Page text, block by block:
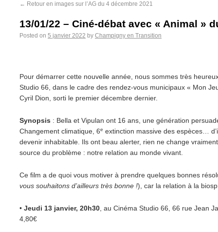
← Retour en images sur l’AG du 4 décembre 2021
13/01/22 – Ciné-débat avec « Animal »
Posted on 5 janvier 2022 by Champigny en Transition
Pour démarrer cette nouvelle année, nous sommes très
Studio 66, dans le cadre des rendez-vous municipaux « Mon
Cyril Dion, sorti le premier décembre dernier.
Synopsis : Bella et Vipulan ont 16 ans, une génération
Changement climatique, 6e extinction massive des espèces…
devenir inhabitable. Ils ont beau alerter, rien ne change
source du problème : notre relation au monde vivant.
Ce film a de quoi vous motiver à prendre quelques bonnes
vous souhaitons d’ailleurs très bonne !), car la relation à la
• Jeudi 13 janvier, 20h30 , au Cinéma Studio 66, 66 rue Jean
4,80€